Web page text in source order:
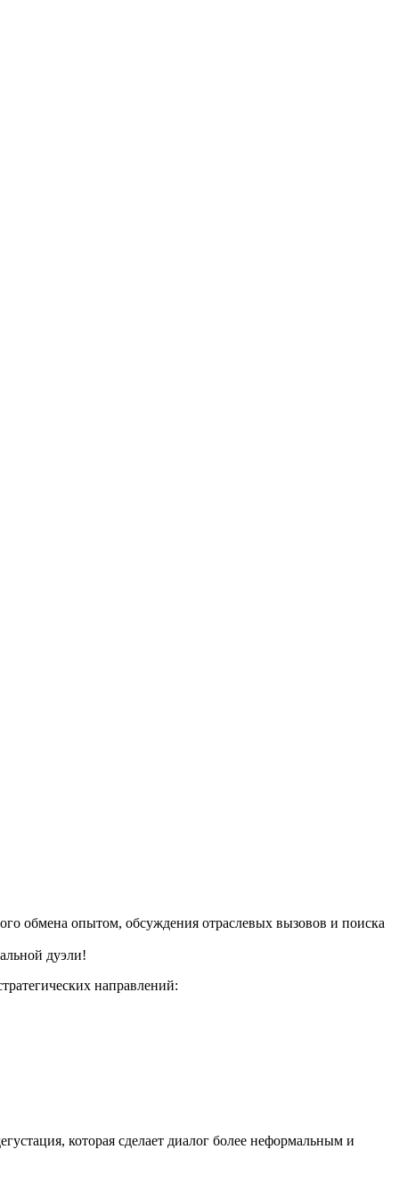
обмена опытом, обсуждения отраслевых вызовов и поиска
дуэли!
направлений:
которая сделает диалог более неформальным и